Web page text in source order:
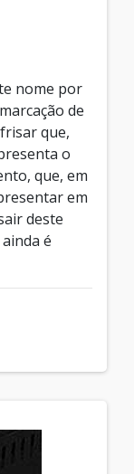
nome por
de
que,
o
que, em
em
deste
é